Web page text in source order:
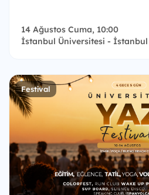
14 Ağustos Cuma, 10:00
İstanbul Üniversitesi - İstanbul
Festival